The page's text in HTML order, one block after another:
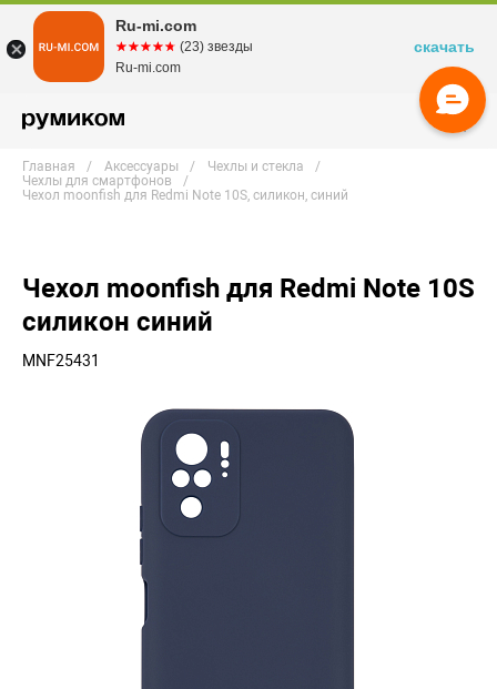
Главная Аксессуары
Чехлы и стекла
Чехлы для смартфонов
Чехол moonfish для Redmi Note 10S, силикон, синий
Чехол moonfish для Redmi Note 10S
силикон синий
MNF25431
Ru-mi.com
☆☆☆☆☆
★★★★★ (23) звезды
Ru-mi.com
скачать